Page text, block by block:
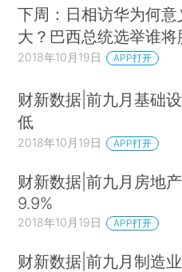
下周：日相访华为何意
大？巴西总统选举谁将
2018年10月19日 APP打开
财新数据|前九月基础
低
2018年10月19日 APP打开
财新数据|前九月房地
9.9%
2018年10月19日 APP打开
财新数据|前九月制造